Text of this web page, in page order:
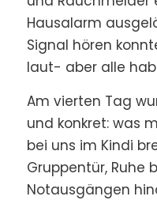
Hausalarm
Signal hören
laut- aber alle
Am vierten Tag
und konkret: was
bei uns im Kindi
Gruppentür, Ruhe
Notausgängen